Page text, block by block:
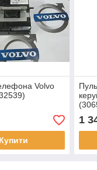
Volvo
Купити
1